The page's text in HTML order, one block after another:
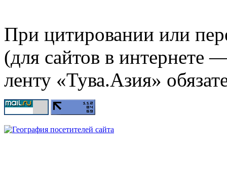
При цитировании или
(для сайтов в интернете
ленту «Тува.Азия»